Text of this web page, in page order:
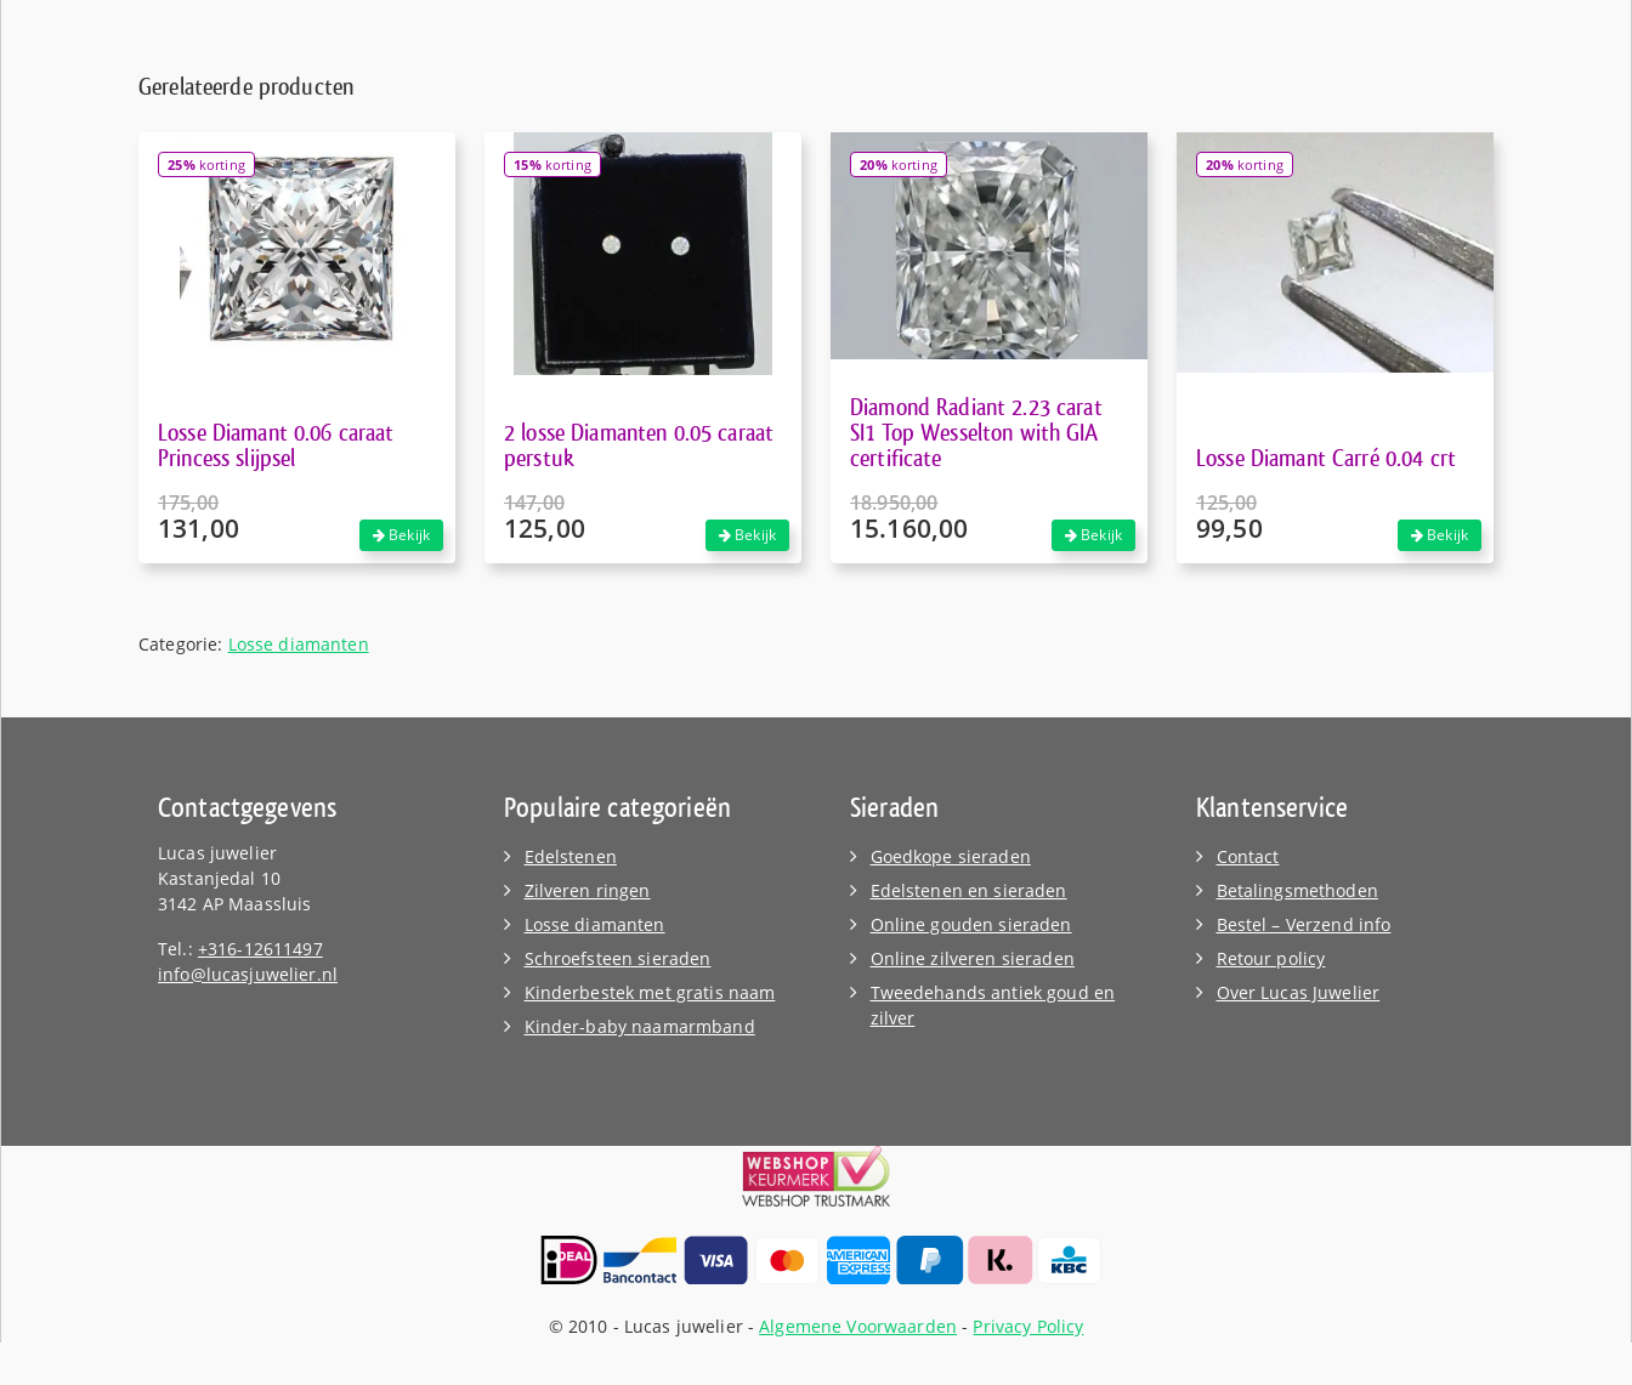
Gerelateerde producten
25%korting
Losse Diamant 0.06 caraat
Princess slijpsel
175,00
Oorspronkelijke
131,00
€131,00.
Bekijk
15%korting
2 losse Diamanten 0.05 caraat
perstuk
147,00
Oorspronkelijke
125,00 Bekijk
20%korting
Diamond Radiant 2.23 carat
SI1 Top Wesselton with GIA
certificate
18.950,00
Oorspronkelijke
15.160,00 Bekijk
20%korting
Losse Diamant Carré 0.04 crt
125,00
Oorspronkelijke
99,50 Bekijk
Categorie: Losse diamanten
Contactgegevens
Lucas juwelier
Kastanjedal 10
3142 AP Maassluis
Tel.: +316-12611497
info@lucasjuwelier.nl
Populaire categorieën
Edelstenen
Zilveren ringen
Losse diamanten
Schroefsteen sieraden
Kinderbestek met gratis naam
Kinder-baby naamarmband
Sieraden
Goedkope sieraden
Edelstenen en sieraden
Online gouden sieraden
Online zilveren sieraden
Tweedehands antiek goud en
zilver
Klantenservice
Contact
Betalingsmethoden
Bestel – Verzend info
Retour policy
Over Lucas Juwelier
© 2010 - Lucas juwelier -Algemene Voorwaarden - Privacy Policy